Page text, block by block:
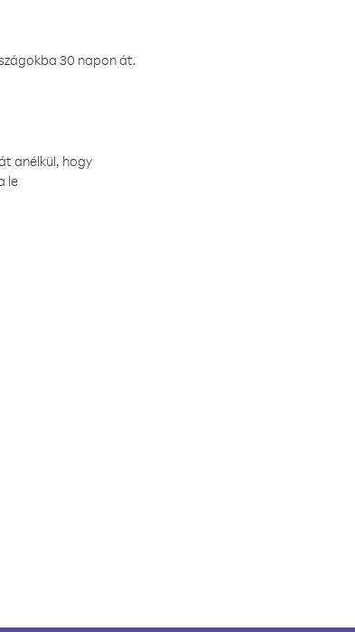
30 napon át.
anélkül, hogy
le